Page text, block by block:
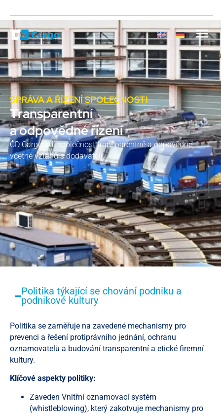
SPRÁVA A ŘÍZENÍ SPOLEČNOSTI
Transparentní
a odpovědné řízení
ČD Cargo řídí společnost transparentně a odpovědné,
včetně vztahů s dodavateli.
Politika týkající se chování podniku a
podnikové kultury
Politika se zaměřuje na zavedené mechanismy pro
prevenci a řešení protiprávního jednání, ochranu
oznamovatelů a budování transparentní a etické firemní
kultury.
Klíčové aspekty politiky:
Zaveden Vnitřní oznamovací systém
(whistleblowing), který zakotvuje mechanismy pro